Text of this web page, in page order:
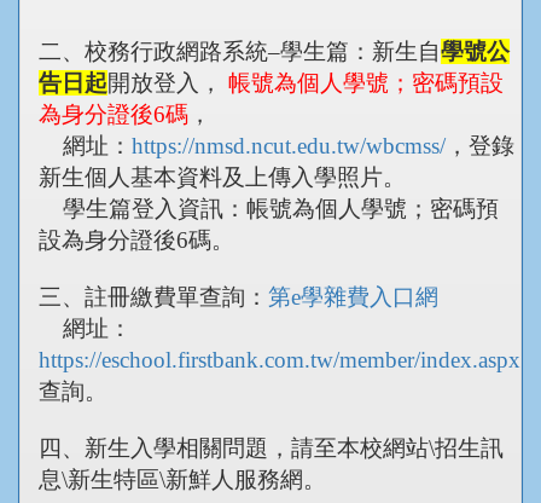
二、校務行政網路系統–學生篇：新生自學號公
告日起開放登入， 帳號為個人學號；密碼預設
為身分證後6碼 ，
網址： https://nmsd.ncut.edu.tw/wbcmss/ ，登錄
新生個人基本資料及上傳入學照片。
學生篇登入資訊：帳號為個人學號；密碼預
設為身分證後6碼。
三、註冊繳費單查詢： 第e學雜費入口網
網址：
https://eschool.firstbank.com.tw/member/index.aspx
查詢。
四、新生入學相關問題，請至本校網站\招生訊
息\新生特區\新鮮人服務網。